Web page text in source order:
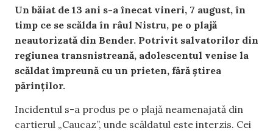
Un băiat de 13 ani s-a înecat vineri, 7 august, în
timp ce se scălda în râul Nistru, pe o plajă
neautorizată din Bender. Potrivit salvatorilor din
regiunea transnistreană, adolescentul venise la
scăldat împreună cu un prieten, fără știrea
părinților.
Incidentul s-a produs pe o plajă neamenajată din
cartierul „Caucaz”, unde scăldatul este interzis. Cei